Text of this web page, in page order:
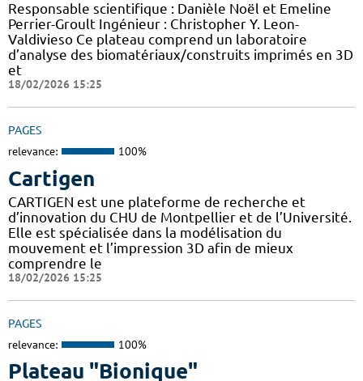
Responsable scientifique : Danièle Noël et Emeline
Perrier-Groult Ingénieur : Christopher Y. Leon-
Valdivieso Ce plateau comprend un laboratoire
d’analyse des biomatériaux/construits imprimés en 3D
et
18/02/2026 15:25
PAGES
relevance: 100%
Cartigen
CARTIGEN est une plateforme de recherche et
d’innovation du CHU de Montpellier et de l’Université.
Elle est spécialisée dans la modélisation du
mouvement et l’impression 3D afin de mieux
comprendre le
18/02/2026 15:25
PAGES
relevance: 100%
Plateau "Bionique"